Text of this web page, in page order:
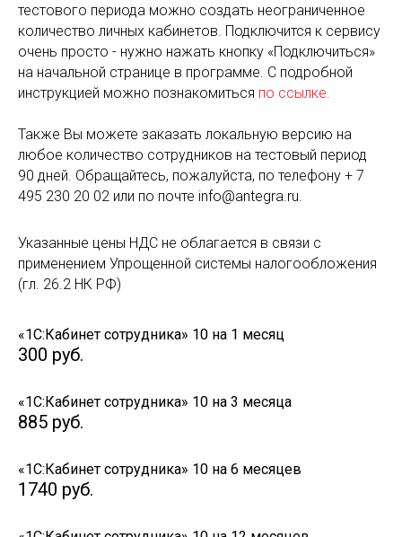
тестового периода можно создать неограниченное
количество личных кабинетов. Подключится к сервису
очень просто - нужно нажать кнопку «Подключиться»
на начальной странице в программе. С подробной
инструкцией можно познакомиться по ссылке.
Также Вы можете заказать локальную версию на
любое количество сотрудников на тестовый период
90 дней. Обращайтесь, пожалуйста, по телефону + 7
495 230 20 02 или по почте info@antegra.ru.
Указанные цены НДС не облагается в связи с
применением Упрощенной системы налогообложения
(гл. 26.2 НК РФ)
«1С:Кабинет сотрудника» 10 на 1 месяц
300 руб.
«1С:Кабинет сотрудника» 10 на 3 месяца
885 руб.
«1С:Кабинет сотрудника» 10 на 6 месяцев
1740 руб.